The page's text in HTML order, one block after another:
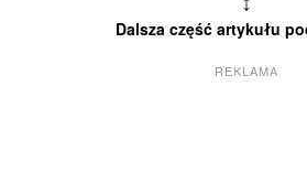
Dalsza część artykułu
REKLAMA